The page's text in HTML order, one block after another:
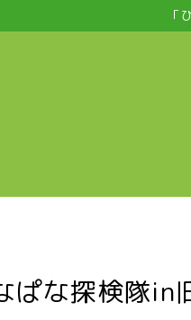
「
な探検隊in